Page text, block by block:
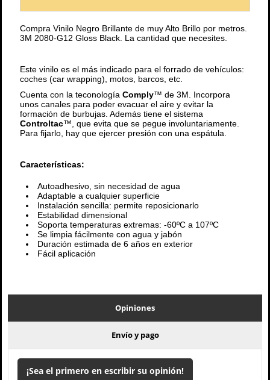
Compra Vinilo Negro Brillante de muy Alto Brillo por metros.
3M 2080-G12 Gloss Black. La cantidad que necesites.
Este vinilo es el más indicado para el forrado de vehículos:
coches (car wrapping), motos, barcos, etc.
Cuenta con la teconología Comply™ de 3M. Incorpora
unos canales para poder evacuar el aire y evitar la
formación de burbujas. Además tiene el sistema
Controltac™, que evita que se pegue involuntariamente.
Para fijarlo, hay que ejercer presión con una espátula.
Características:
Autoadhesivo, sin necesidad de agua
Adaptable a cualquier superficie
Instalación sencilla: permite reposicionarlo
Estabilidad dimensional
Soporta temperaturas extremas: -60ºC a 107ºC
Se limpia fácilmente con agua y jabón
Duración estimada de 6 años en exterior
Fácil aplicación
Opiniones
Envío y pago
¡Sea el primero en escribir su opinión!